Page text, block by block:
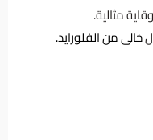
مثالية.
خالى من الفلورايد.